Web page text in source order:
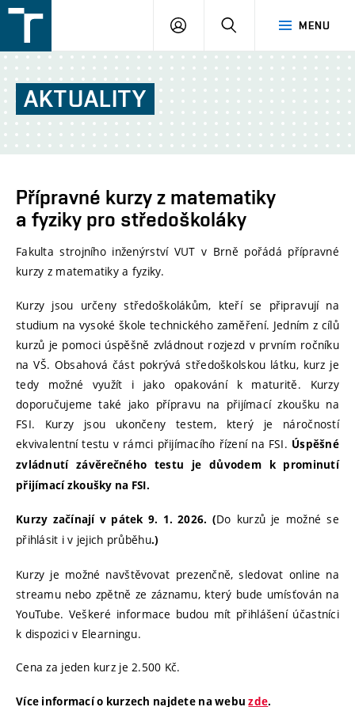
v
Brně
MENU
PŘIHLÁŠENÍ
AKTUALITY
Přípravné kurzy z matematiky
a fyziky pro středoškoláky
Fakulta strojního inženýrství VUT v Brně pořádá přípravné
kurzy z matematiky a fyziky.
Kurzy jsou určeny středoškolákům, kteří se připravují na
studium na vysoké škole technického zaměření. Jedním z cílů
kurzů je pomoci úspěšně zvládnout rozjezd v prvním ročníku
na VŠ. Obsahová část pokrývá středoškolskou látku, kurz je
tedy možné využít i jako opakování k maturitě. Kurzy
doporučujeme také jako přípravu na přijímací zkoušku na
FSI. Kurzy jsou ukončeny testem, který je náročností
ekvivalentní testu v rámci přijímacího řízení na FSI. Úspěšné
zvládnutí závěrečného testu je důvodem k prominutí
přijímací zkoušky na FSI.
Kurzy začínají v pátek 9. 1. 2026. (Do kurzů je možné se
přihlásit i v jejich průběhu.)
Kurzy je možné navštěvovat prezenčně, sledovat online na
streamu nebo zpětně ze záznamu, který bude umísťován na
YouTube. Veškeré informace budou mít přihlášení účastníci
k dispozici v Elearningu.
Cena za jeden kurz je 2.500 Kč.
Více informací o kurzech najdete na webuzde.